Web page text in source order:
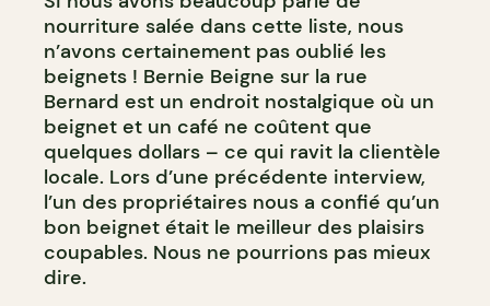
nourriture salée dans cette liste, nous
n’avons certainement pas oublié les
beignets ! Bernie Beigne sur la rue
Bernard est un endroit nostalgique où un
beignet et un café ne coûtent que
quelques dollars – ce qui ravit la clientèle
locale. Lors d’une précédente interview,
l’un des propriétaires nous a confié qu’un
bon beignet était le meilleur des plaisirs
coupables. Nous ne pourrions pas mieux
dire.